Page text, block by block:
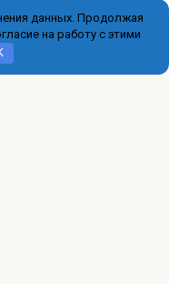
климатом и
к въезду
данных. Продолжая
на работу с этими